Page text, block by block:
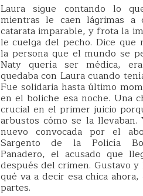
Laura sigue contando lo
mientras le caen lágrimas a
catarata imparable, y frota la
le cuelga del pecho. Dice que
la persona que el mundo se
Naty quería ser médica,
quedaba con Laura cuando
Fue solidaria hasta último
en el boliche esa noche. Una
crucial en el primer juicio
arbustos cómo se la
nuevo convocada por el
Sargento de la Policía
Panadero, el acusado que
después del crimen. Gustavo
qué va a decir esa chica
partes.